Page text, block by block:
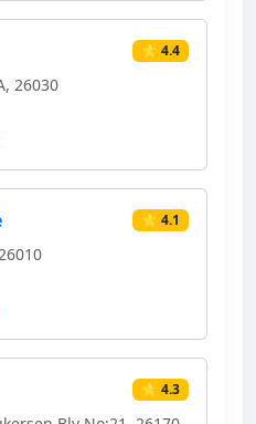
⭐ 4.4
26030
⭐ 4.1
⭐ 4.3